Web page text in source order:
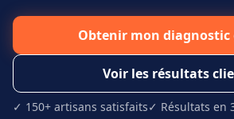
Obtenir mon
Voir les résultats
✓ 150+ artisans satisfaits✓ Résultats en